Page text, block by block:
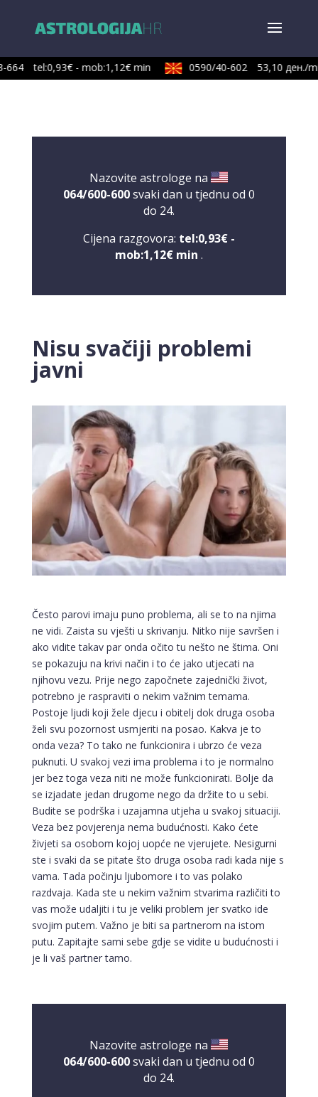
664 tel:0,93€ - mob:1,12€ min 0590/40-602 53,10 ден./
Nazovite astrologe na
064/600-600svaki dan u tjednu od 0
do 24.
Cijena razgovora: tel:0,93€ -
mob:1,12€ min .
Nisu svačiji problemi
javni
Često parovi imaju puno problema, ali se to na njima
ne vidi. Zaista su vješti u skrivanju. Nitko nije savršen i
ako vidite takav par onda očito tu nešto ne štima. Oni
se pokazuju na krivi način i to će jako utjecati na
njihovu vezu. Prije nego započnete zajednički život,
potrebno je raspraviti o nekim važnim temama.
Postoje ljudi koji žele djecu i obitelj dok druga osoba
želi svu pozornost usmjeriti na posao. Kakva je to
onda veza? To tako ne funkcionira i ubrzo će veza
puknuti. U svakoj vezi ima problema i to je normalno
jer bez toga veza niti ne može funkcionirati. Bolje da
se izjadate jedan drugome nego da držite to u sebi.
Budite se podrška i uzajamna utjeha u svakoj situaciji.
Veza bez povjerenja nema budućnosti. Kako ćete
živjeti sa osobom kojoj uopće ne vjerujete. Nesigurni
ste i svaki da se pitate što druga osoba radi kada nije s
vama. Tada počinju ljubomore i to vas polako
razdvaja. Kada ste u nekim važnim stvarima različiti to
vas može udaljiti i tu je veliki problem jer svatko ide
svojim putem. Važno je biti sa partnerom na istom
putu. Zapitajte sami sebe gdje se vidite u budućnosti i
je li vaš partner tamo.
Nazovite astrologe na
064/600-600svaki dan u tjednu od 0
do 24.